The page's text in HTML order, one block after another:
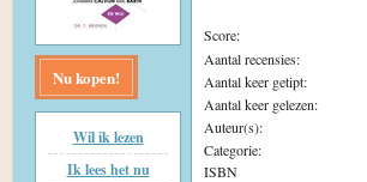
Nu kopen!
Wil ik lezen
Ik lees het nu
Score:
Aantal recensies:
Aantal keer getipt:
Aantal keer gelezen:
Auteur(s):
Categorie:
ISBN